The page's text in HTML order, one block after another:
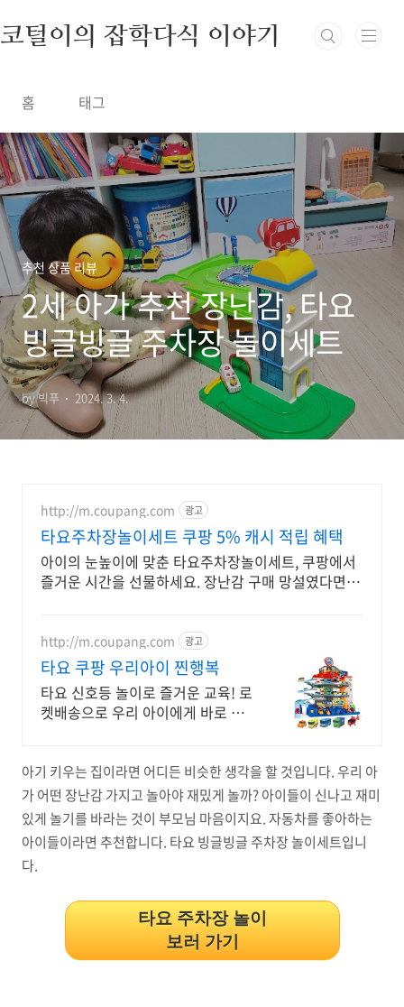
코털이의 잡학다식 이야기
홈 태그
추천 상품 리뷰
2세 아가 추천 장난감, 타요
빙글빙글 주차장 놀이세트
by 빅푸 2024. 3. 4.
http://m.coupang.com 광고
타요주차장놀이세트 쿠팡 5% 캐시 적립 혜택
아이의 눈높이에 맞춘 타요주차장놀이세트, 쿠팡에서
즐거운 시간을 선물하세요. 장난감 구매 망설였다면,
http://m.coupang.com 광고
타요 쿠팡 우리아이 찐행복
타요 신호등 놀이로 즐거운 교육! 로
켓배송으로 우리 아이에게 바로 선
구 총집합.
아기 키우는 집이라면 어디든 비슷한 생각을 할 것입니다. 우리 아
가 어떤 장난감 가지고 놀아야 재밌게 놀까? 아이들이 신나고 재미
있게 놀기를 바라는 것이 부모님 마음이지요. 자동차를 좋아하는
아이들이라면 추천합니다. 타요 빙글빙글 주차장 놀이세트입니
다.
타요 주차장 놀이
보러 가기